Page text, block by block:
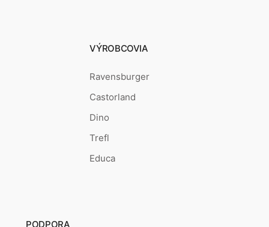
VÝROBCOVIA
Ravensburger
Castorland
Dino
Trefl
Educa
PODPORA